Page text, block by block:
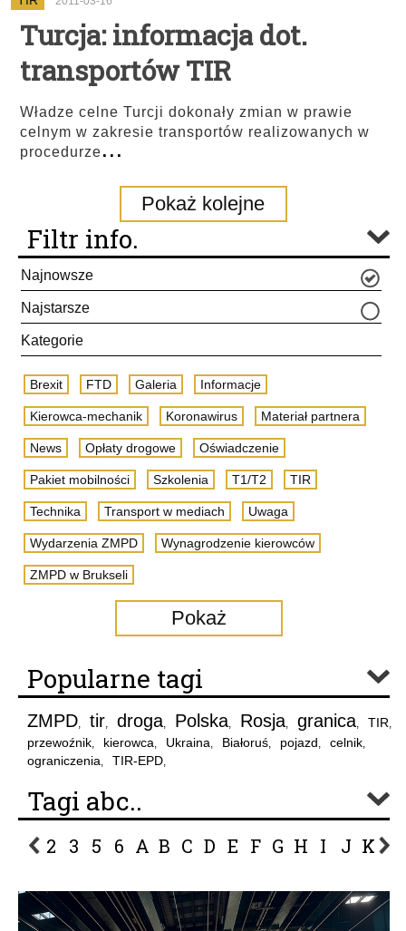
Turcja: informacja dot.
transportów TIR
Władze celne Turcji dokonały zmian w prawie
celnym w zakresie transportów realizowanych w
procedurze...
Pokaż kolejne
Filtr info.
Najnowsze
Najstarsze
Kategorie
Brexit FTD Galeria Informacje
Kierowca-mechanik Koronawirus Materiał partnera
News Opłaty drogowe Oświadczenie
Pakiet mobilności Szkolenia T1/T2 TIR
Technika Transport w mediach Uwaga
Wydarzenia ZMPD Wynagrodzenie kierowców
ZMPD w Brukseli
Pokaż
Popularne tagi
ZMPD, tir, droga, Polska, Rosja, granica, TIR,
przewoźnik, kierowca, Ukraina, Białoruś, pojazd, celnik,
ograniczenia, TIR-EPD,
Tagi abc..
2 3 5 6 A B C D E F G H I J K L